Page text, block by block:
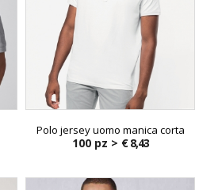
Polo jersey uomo manica corta
100 pz > € 8,43